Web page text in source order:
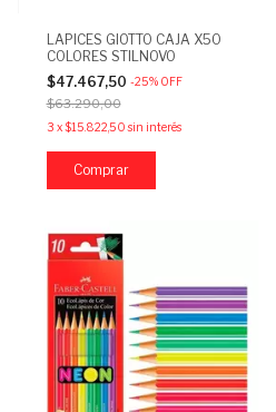
LAPICES GIOTTO CAJA X50
COLORES STILNOVO
$47.467,50 -25% OFF
$63.290,00
3 x$15.822,50 sin interés